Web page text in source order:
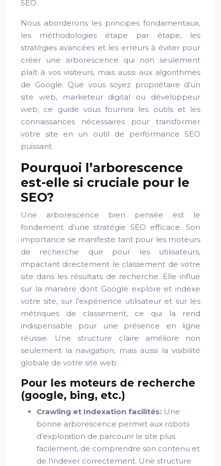
SEO.
Nous aborderons les principes fondamentaux,
les méthodologies étape par étape, les
stratégies avancées et les erreurs à éviter pour
créer une arborescence qui non seulement
plaît à vos visiteurs, mais aussi aux algorithmes
de Google. Que vous soyez propriétaire d’un
site web, marketeur digital ou développeur
web, ce guide vous fournira les outils et les
connaissances nécessaires pour transformer
votre site en un outil de performance SEO
puissant.
Pourquoi l’arborescence
est-elle si cruciale pour le
SEO?
Une arborescence bien pensée est le
fondement d’une stratégie SEO efficace. Son
importance se manifeste tant pour les moteurs
de recherche que pour les utilisateurs,
impactant directement le classement de votre
site dans les résultats de recherche. Elle influe
sur la manière dont Google explore et indexe
votre site, sur l’expérience utilisateur et sur les
métriques de classement, ce qui la rend
indispensable pour une présence en ligne
réussie. Une structure claire améliore non
seulement la navigation, mais aussi la visibilité
globale de votre site web.
Pour les moteurs de recherche
(google, bing, etc.)
Crawling et Indexation facilités: Une
bonne arborescence permet aux robots
d’exploration de parcourir le site plus
facilement, de comprendre son contenu et
de l’indexer correctement. Une structure